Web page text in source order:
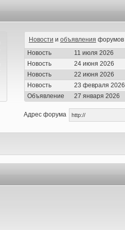
Новости и объявления форумов
Новость
11 июля 2026
Новость
24 июня 2026
Новость
22 июня 2026
Новость
23 февраля 2026
Объявление
27 января 2026
Адрес форума